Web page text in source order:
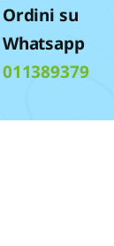
Ordini su
Whatsapp
011389379